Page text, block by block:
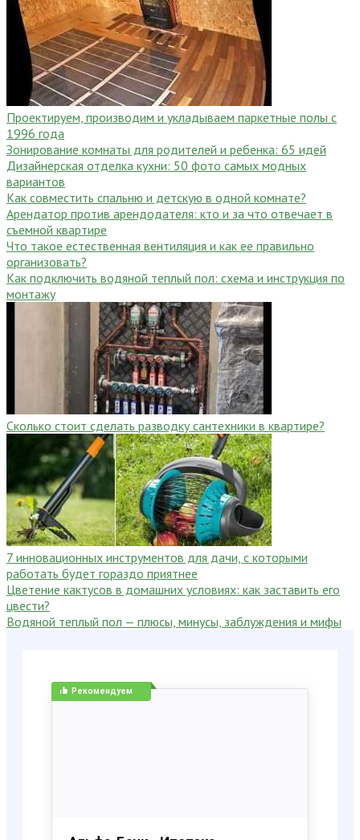
Проектируем, производим и укладываем паркетные полы c
1996 года
Зонирование комнаты для родителей и ребенка: 65 идей
Дизайнерская отделка кухни: 50 фото самых модных
вариантов
Как совместить спальню и детскую в одной комнате?
Арендатор против арендодателя: кто и за что отвечает в
съемной квартире
Что такое естественная вентиляция и как ее правильно
организовать?
Как подключить водяной теплый пол: схема и инструкция по
монтажу
Сколько стоит сделать разводку сантехники в квартире?
7 инновационных инструментов для дачи, с которыми
работать будет гораздо приятнее
Цветение кактусов в домашних условиях: как заставить его
цвести?
Водяной теплый пол — плюсы, минусы, заблуждения и мифы